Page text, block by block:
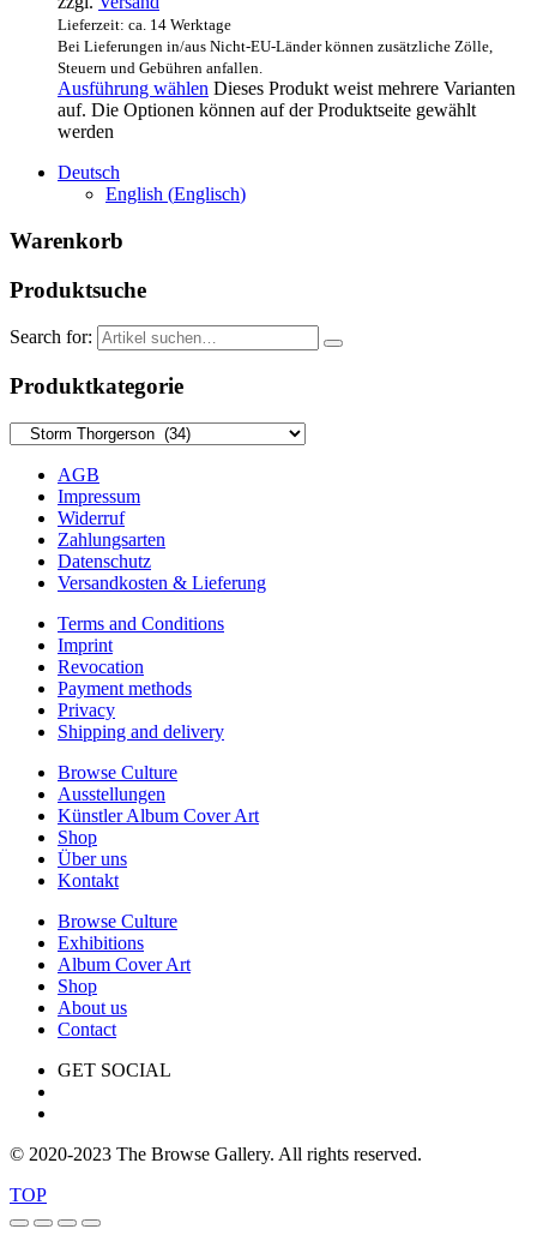
Lieferzeit: ca. 14 Werktage
Bei Lieferungen in/aus Nicht-EU-Länder können zusätzliche Zölle,
Steuern und Gebühren anfallen.
Ausführung wählen Dieses Produkt weist mehrere Varianten
auf. Die Optionen können auf der Produktseite gewählt
werden
Deutsch
English (Englisch)
Warenkorb
Produktsuche
Search for:
Produktkategorie
AGB
Impressum
Widerruf
Zahlungsarten
Datenschutz
Versandkosten & Lieferung
Terms and Conditions
Imprint
Revocation
Payment methods
Privacy
Shipping and delivery
Browse Culture
Ausstellungen
Künstler Album Cover Art
Shop
Über uns
Kontakt
Browse Culture
Exhibitions
Album Cover Art
Shop
About us
Contact
GET SOCIAL
© 2020-2023 The Browse Gallery. All rights reserved.
TOP